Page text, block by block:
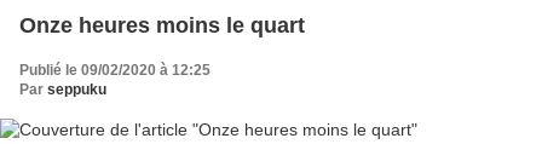
Onze heures moins le quart
Publié le 09/02/2020 à 12:25
Par seppuku